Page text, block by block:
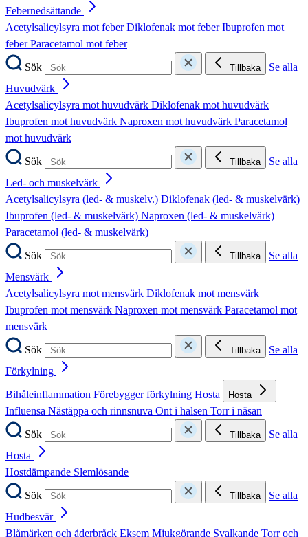
Febernedsättande
Acetylsalicylsyra mot feberDiklofenak mot feberIbuprofen mot
feberParacetamol mot feber
Sök
Tillbaka
Se alla
Huvudvärk
Acetylsalicylsyra mot huvudvärk Diklofenak mot huvudvärk
Ibuprofen mot huvudvärk Naproxen mot huvudvärk Paracetamol
mot huvudvärk
Sök
Tillbaka
Se alla
Led- och muskelvärk
Acetylsalicylsyra (led- & muskelv.) Diklofenak (led- & muskelvärk)
Ibuprofen (led- & muskelvärk) Naproxen (led- & muskelvärk)
Paracetamol (led- & muskelvärk)
Sök
Tillbaka
Se alla
Mensvärk
Acetylsalicylsyra mot mensvärk Diklofenak mot mensvärk
Ibuprofen mot mensvärk Naproxen mot mensvärk Paracetamol mot
mensvärk
Sök
Tillbaka
Se alla
Förkylning
Bihåleinflammation Förebygger förkylning Hosta Hosta
Influensa Nästäppa och rinnsnuva Ont i halsen Torr i näsan
Sök
Tillbaka
Se alla
Hosta
Hostdämpande Slemlösande
Sök
Tillbaka
Se alla
Hudbesvär
Blåmärken och åderbråck Eksem Mjukgörande Svalkande Torr och